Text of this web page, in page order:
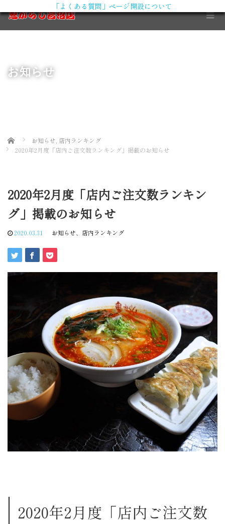
「よくある質問」ページ開設について
お知らせ
Home お知らせ 店内ランキング
2020年2月度「店内ご注文数ランキング」掲載のお知らせ
2020年2月度「店内ご注文数ランキン
グ」掲載のお知らせ
2020.03.31 お知らせ、 店内ランキング
2020年2月度「店内ご注文数